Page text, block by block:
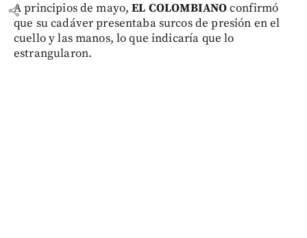
shareA principios de mayo,EL COLOMBIANOconfirmó
que su cadáver presentaba surcos de presión en el
cuello y las manos, lo que indicaría que lo
estrangularon.